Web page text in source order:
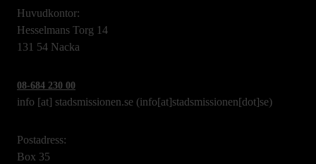
Huvudkontor:
Hesselmans Torg 14
131 54 Nacka
08-684 230 00
info [at] stadsmissionen.se (info[at]stadsmissionen[dot]se)
Postadress:
Box 35